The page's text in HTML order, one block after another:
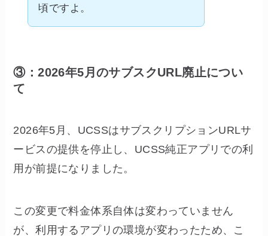
頃ですよ。
③：2026年5月のサブスクURL廃止につい
て
2026年5月、UCSSはサブスクリプションURLサ
ービスの提供を停止し、UCSS純正アプリでの利
用が前提になりました。
この変更で料金体系自体は変わっていません
が、利用するアプリの環境が変わったため、こ